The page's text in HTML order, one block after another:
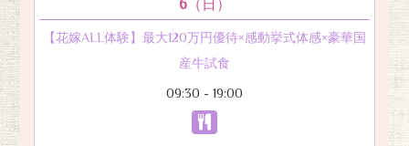
6（日）
【花嫁ALL体験】最大120万円優待×感動挙式体感×豪華国
産牛試食
09:30 - 19:00